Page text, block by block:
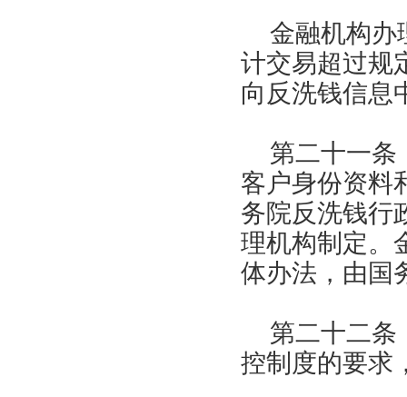
金融机构办
计交易超过规
向反洗钱信息
第二十一
客户身份资料
务院反洗钱行
理机构制定。
体办法，由国
第二十二
控制度的要求